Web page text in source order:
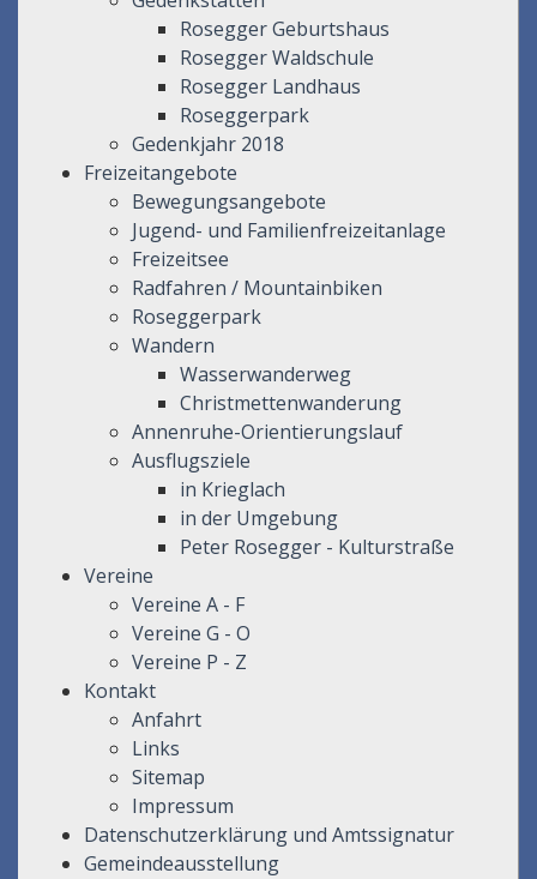
Rosegger Geburtshaus
Rosegger Waldschule
Rosegger Landhaus
Roseggerpark
Gedenkjahr 2018
Freizeitangebote
Bewegungsangebote
Jugend- und Familienfreizeitanlage
Freizeitsee
Radfahren / Mountainbiken
Roseggerpark
Wandern
Wasserwanderweg
Christmettenwanderung
Annenruhe-Orientierungslauf
Ausflugsziele
in Krieglach
in der Umgebung
Peter Rosegger - Kulturstraße
Vereine
Vereine A - F
Vereine G - O
Vereine P - Z
Kontakt
Anfahrt
Links
Sitemap
Impressum
Datenschutzerklärung und Amtssignatur
Gemeindeausstellung